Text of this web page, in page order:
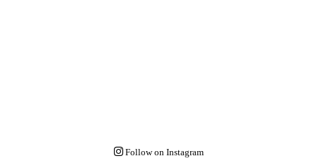
Follow on Instagram